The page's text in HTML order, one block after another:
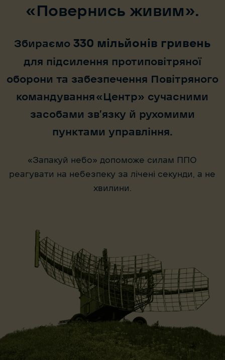
«Повернись живим».
Збираємо330 мільйонів гривень
для підсилення протиповітряної
оборони та забезпечення Повітряного
командування «Центр» сучасними
засобами зв’язку й рухомими
пунктами управління.
«Запакуй небо» допоможе силам ППО
реагувати на небезпеку за лічені секунди, а не
хвилини.